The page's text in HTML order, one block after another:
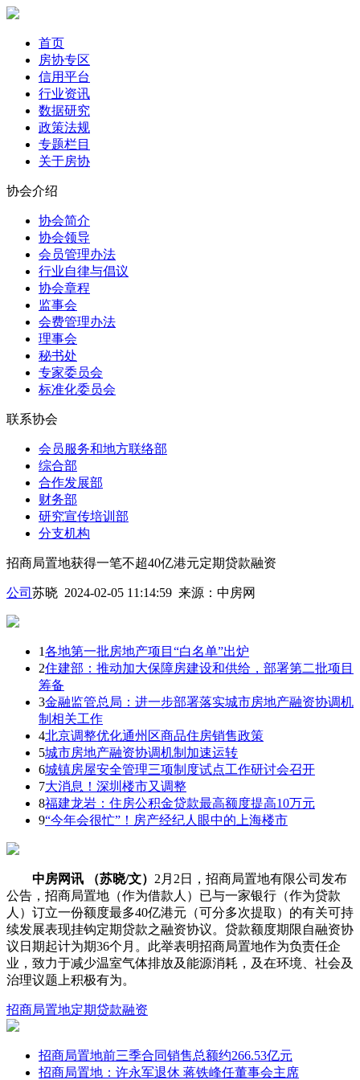
首页
房协专区
信用平台
行业资讯
数据研究
政策法规
专题栏目
关于房协
协会介绍
协会简介
协会领导
会员管理办法
行业自律与倡议
协会章程
监事会
会费管理办法
理事会
秘书处
专家委员会
标准化委员会
联系协会
会员服务和地方联络部
综合部
合作发展部
财务部
研究宣传培训部
分支机构
招商局置地获得一笔不超40亿港元定期贷款融资
公司 苏晓 2024-02-05 11:14:59 来源： 中房网
1各地第一批房地产项目“白名单”出炉
2住建部：推动加大保障房建设和供给，部署第二批项目
筹备
3金融监管总局：进一步部署落实城市房地产融资协调机
制相关工作
4北京调整优化通州区商品住房销售政策
5城市房地产融资协调机制加速运转
6城镇房屋安全管理三项制度试点工作研讨会召开
7大消息！深圳楼市又调整
8福建龙岩：住房公积金贷款最高额度提高10万元
9“今年会很忙”！房产经纪人眼中的上海楼市
中房网讯 （苏晓/文） 2月2日，招商局置地有限公司发布
公告，招商局置地（作为借款人）已与一家银行（作为贷款
人）订立一份额度最多40亿港元（可分多次提取）的有关可持
续发展表现挂钩定期贷款之融资协议。贷款额度期限自融资协
议日期起计为期36个月。此举表明招商局置地作为负责任企
业，致力于减少温室气体排放及能源消耗，及在环境、社会及
治理议题上积极有为。
招商局置地定期贷款融资
招商局置地前三季合同销售总额约266.53亿元
招商局置地：许永军退休 蒋铁峰任董事会主席